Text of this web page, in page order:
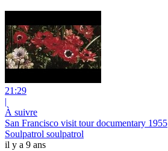
21:29
|
À suivre
San Francisco visit tour documentary 1955
Soulpatrol soulpatrol
il y a 9 ans